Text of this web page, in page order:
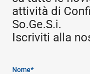
attività di
So.Ge.S.i.
Iscriviti alla
Nome*